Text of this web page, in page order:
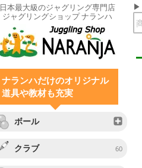
日本最大級のジャグリング専門店
ジャグリングショップ ナランハ
ナランハだけのオリジナル
道具や教材も充実
ボール
クラブ 60